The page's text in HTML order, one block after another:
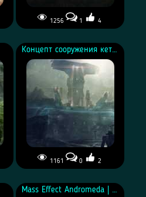
1256 1 4
концепт лагеря ангараКонцепт сооружения кеттов
1161 0 2
Mass Effect Andromeda | Концепт-арт